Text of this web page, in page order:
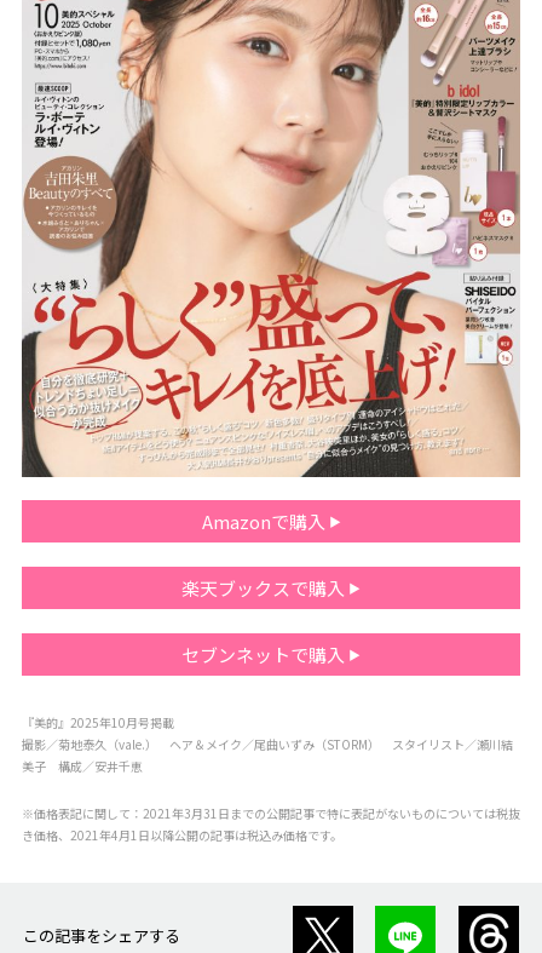
Amazonで購入
楽天ブックスで購入
セブンネットで購入
『美的』2025年10月号掲載
撮影／菊地泰久（vale.） ヘア＆メイク／尾曲いずみ（STORM） スタイリスト／瀬川結
美子 構成／安井千恵
※価格表記に関して：2021年3月31日までの公開記事で特に表記がないものについては税抜
き価格、2021年4月1日以降公開の記事は税込み価格です。
この記事をシェアする